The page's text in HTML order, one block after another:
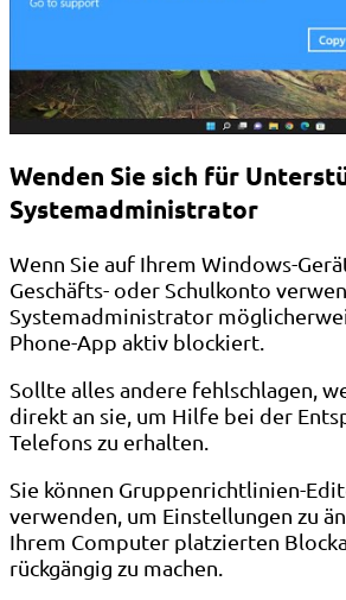
Wenden Sie sich für
Systemadministrator
Wenn Sie auf Ihrem Windows-
Geschäfts- oder Schulkonto
Systemadministrator
Phone-App aktiv blockiert.
Sollte alles andere fehlschlagen,
direkt an sie, um Hilfe bei der
Telefons zu erhalten.
Sie können Gruppenrichtlinien-
verwenden, um Einstellungen zu
Ihrem Computer platzierten
rückgängig zu machen.